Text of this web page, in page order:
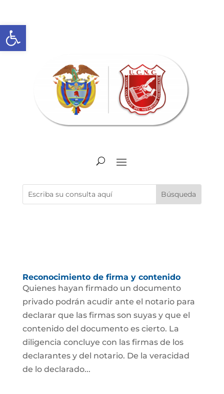
Abrir barra de herramientas
Reconocimiento de firma y contenido
Quienes hayan firmado un documento
privado podrán acudir ante el notario para
declarar que las firmas son suyas y que el
contenido del documento es cierto. La
diligencia concluye con las firmas de los
declarantes y del notario. De la veracidad
de lo declarado...